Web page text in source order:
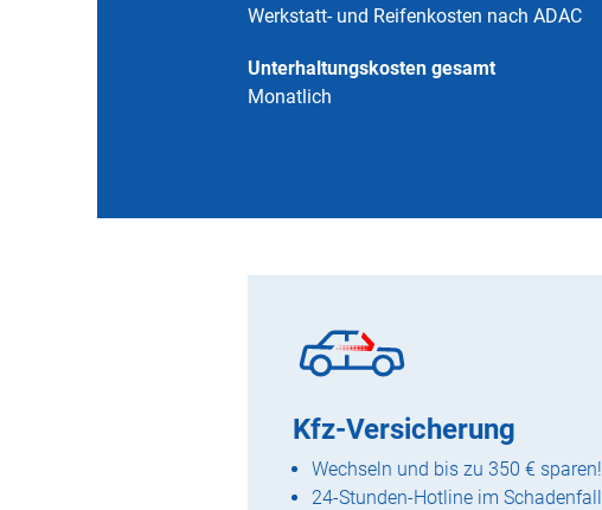
Werkstatt- und Reifenkosten nach ADAC
Unterhaltungskosten gesamt
Monatlich
Kfz-Versicherung
Wechseln und bis zu 350 € sparen!
24-Stunden-Hotline im Schadenfall